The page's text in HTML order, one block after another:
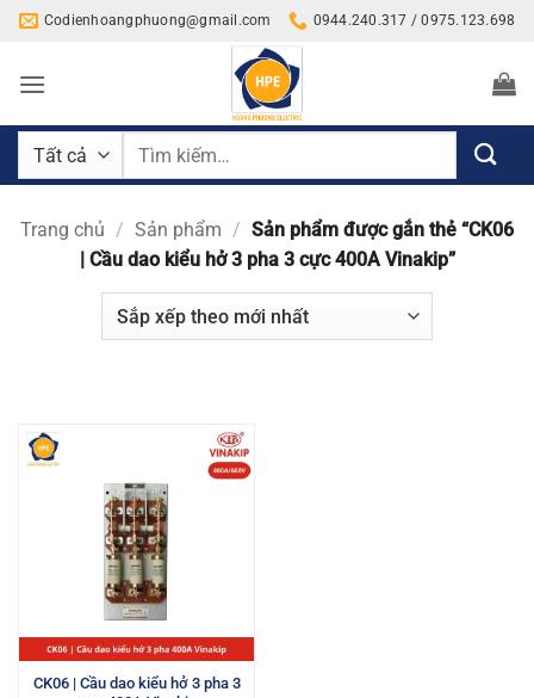
Bỏ
nội
Codienhoangphuong@gmail.com 0944.240.317 / 0975.123.698
Tìm
Trang chủ / Sản phẩm / Sản phẩm được gắn thẻ “CK06
| Cầu dao kiểu hở 3 pha 3 cực 400A Vinakip”
CK06 | Cầu dao kiểu hở 3 pha 3